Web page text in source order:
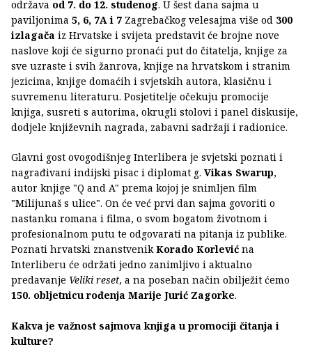
održava od 7. do 12. studenog. U šest dana sajma u
paviljonima 5, 6, 7A i 7 Zagrebačkog velesajma više od 300
izlagača iz Hrvatske i svijeta predstavit će brojne nove
naslove koji će sigurno pronaći put do čitatelja, knjige za
sve uzraste i svih žanrova, knjige na hrvatskom i stranim
jezicima, knjige domaćih i svjetskih autora, klasičnu i
suvremenu literaturu. Posjetitelje očekuju promocije
knjiga, susreti s autorima, okrugli stolovi i panel diskusije,
dodjele književnih nagrada, zabavni sadržaji i radionice.
Glavni gost ovogodišnjeg Interlibera je svjetski poznati i
nagrađivani indijski pisac i diplomat g. Vikas Swarup,
autor knjige "Q and A" prema kojoj je snimljen film
"Milijunaš s ulice". On će već prvi dan sajma govoriti o
nastanku romana i filma, o svom bogatom životnom i
profesionalnom putu te odgovarati na pitanja iz publike.
Poznati hrvatski znanstvenikKorado Korlević na
Interliberu će održati jedno zanimljivo i aktualno
predavanje Veliki reset, a na poseban način obilježit ćemo
150. obljetnicu rođenja Marije Jurić Zagorke.
Kakva je važnost sajmova knjiga u promociji čitanja i
kulture?